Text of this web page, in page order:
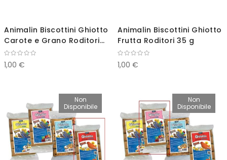
Animalin Biscottini Ghiotto
Carote e Grano Roditori
35 g
1,00 €
Animalin Biscottini Ghiotto
Frutta Roditori 35 g
1,00 €
Non
Disponibile
Non
Disponibile